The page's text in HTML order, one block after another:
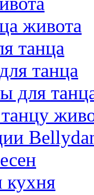
живота
танца
танца
для
кухня